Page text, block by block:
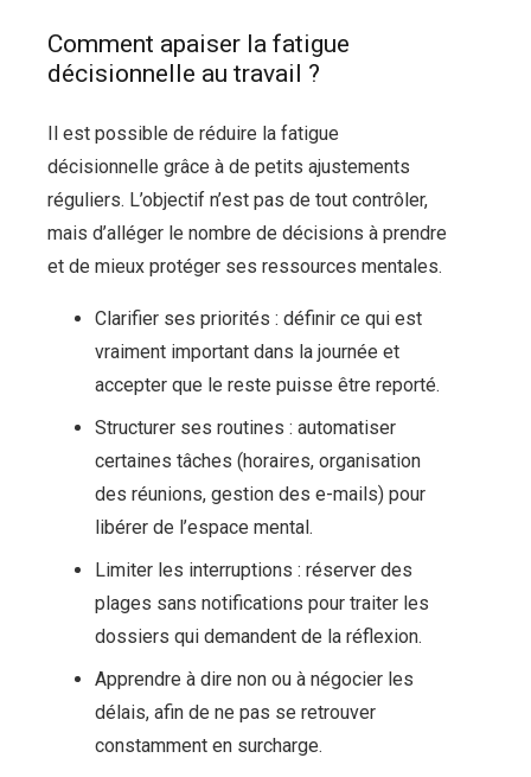
Comment apaiser la fatigue
décisionnelle au travail ?
Il est possible de réduire la fatigue
décisionnelle grâce à de petits ajustements
réguliers. L’objectif n’est pas de tout contrôler,
mais d’alléger le nombre de décisions à prendre
et de mieux protéger ses ressources mentales.
Clarifier ses priorités : définir ce qui est
vraiment important dans la journée et
accepter que le reste puisse être reporté.
Structurer ses routines : automatiser
certaines tâches (horaires, organisation
des réunions, gestion des e-mails) pour
libérer de l’espace mental.
Limiter les interruptions : réserver des
plages sans notifications pour traiter les
dossiers qui demandent de la réflexion.
Apprendre à dire non ou à négocier les
délais, afin de ne pas se retrouver
constamment en surcharge.